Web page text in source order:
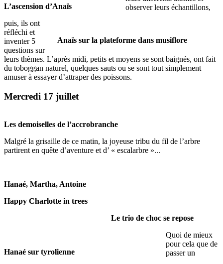
L’ascension d’Anaïs
Anaïs sur la plateforme dans musiflore
observer leurs échantillons,
puis, ils ont
réfléchi et
inventer 5
questions sur
leurs thèmes. L’après midi, petits et moyens se sont baignés, ont fait
du toboggan naturel, quelques sauts ou se sont tout simplement
amuser à essayer d’attraper des poissons.
Mercredi 17 juillet
Les demoiselles de l’accrobranche
Malgré la grisaille de ce matin, la joyeuse tribu du fil de l’arbre
partirent en quête d’aventure et d’ « escalarbre »...
Hanaé, Martha, Antoine
Le trio de choc se repose
Hanaé sur tyrolienne
Happy Charlotte in trees
Quoi de mieux
pour cela que de
passer un